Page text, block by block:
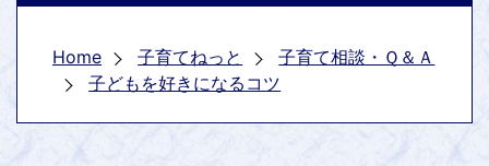
Home 子育てねっと
子育て相談・Ｑ＆Ａ
子どもを好きになるコツ